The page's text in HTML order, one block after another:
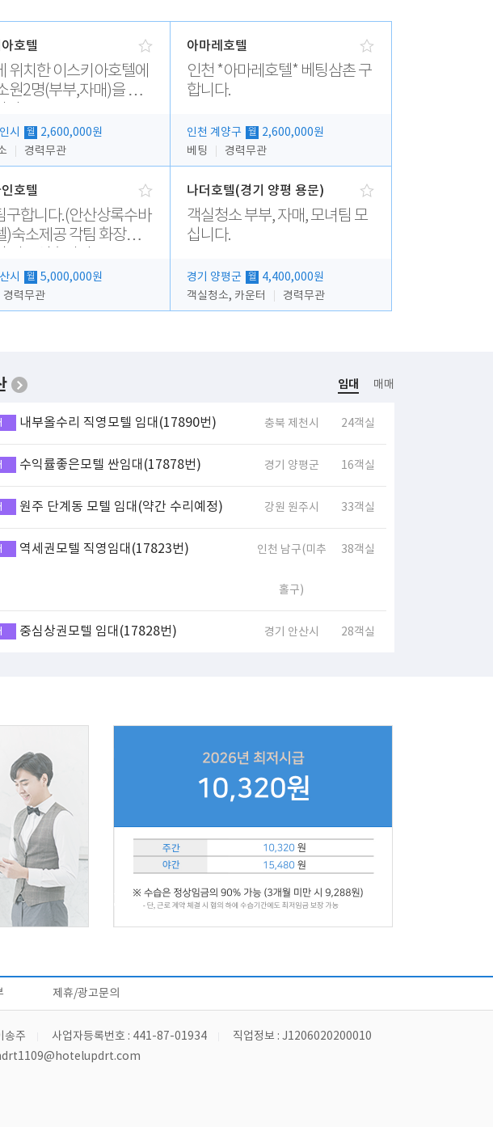
호텔
위치한 이스키아호텔에
원2명(부부,자매)을 모
시 월
2,600,000원
경력무관
아마레호텔
인천 *아마레호텔* 베팅삼촌 구
합니다.
인천 계양구 월
2,600,000원
베팅
경력무관
호텔
구합니다.(안산상록수바
)숙소제공 각팀 화장실.
시 월
5,000,000원
경력무관
나더호텔(경기 양평 용문)
객실청소 부부, 자매, 모녀팀 모
십니다.
경기 양평군 월
4,400,000원
객실청소, 카운터
경력무관
임대 매매
내부올수리 직영모텔 임대(17890번) 충북 제천시 24객실
수익률좋은모텔 싼임대(17878번) 경기 양평군 16객실
원주 단계동 모텔 임대(약간 수리예정) 강원 원주시 33객실
역세권모텔 직영임대(17823번) 인천 남구(미추
홀구)
38객실
중심상권모텔 임대(17828번) 경기 안산시 28객실
제휴/광고문의
송주 사업자등록번호 : 441-87-01934
직업정보 : J1206020200010